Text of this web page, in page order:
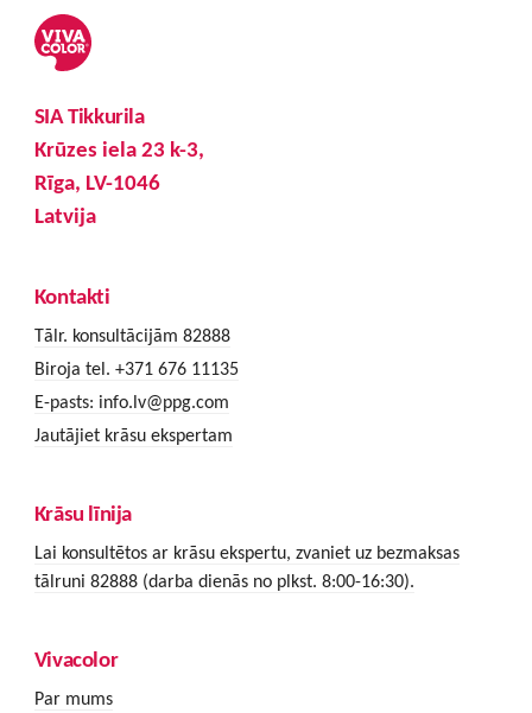
SIA Tikkurila
Krūzes iela 23 k-3,
Rīga, LV-1046
Latvija
Kontakti
Tālr. konsultācijām 82888
Biroja tel. +371 676 11135
E-pasts: info.lv@ppg.com
Jautājiet krāsu ekspertam
Krāsu līnija
Lai konsultētos ar krāsu ekspertu, zvaniet uz bezmaksas
tālruni 82888 (darba dienās no plkst. 8:00-16:30).
Vivacolor
Par mums